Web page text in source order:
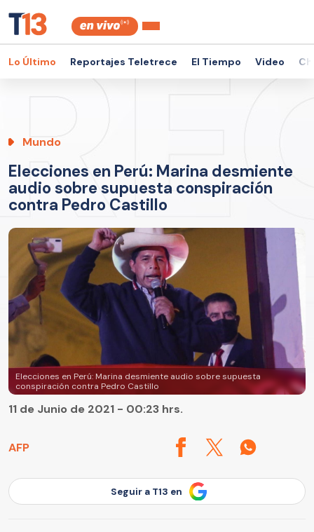
Lo Último Reportajes Teletrece El Tiempo Video
Mundo
Elecciones en Perú: Marina desmiente
audio sobre supuesta conspiración
contra Pedro Castillo
Elecciones en Perú: Marina desmiente audio sobre supuesta
conspiración contra Pedro Castillo
AFP
11 de Junio de 2021 - 00:23 hrs.
Seguir a T13 en